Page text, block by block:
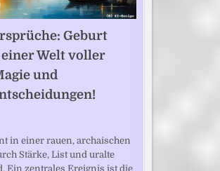
Geburt
Welt voller
und
in einer rauen, archaischen
Stärke, List und uralte
Ein zentrales Ereignis ist die